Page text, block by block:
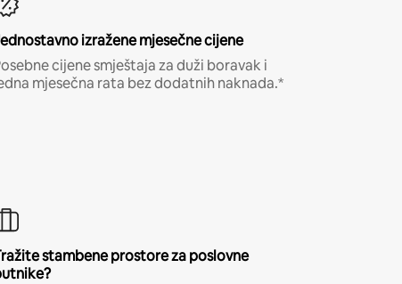
izražene mjesečne cijene
cijene smještaja za duži boravak i
mjesečna rata bez dodatnih naknada.*
stambene prostore za poslovne